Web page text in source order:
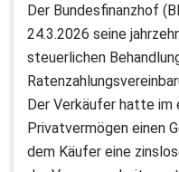
Der Bundesfinanzhof
24.3.2026 seine
steuerlichen
Der Verkäufer hatte im
Privatvermögen einen
dem Käufer eine